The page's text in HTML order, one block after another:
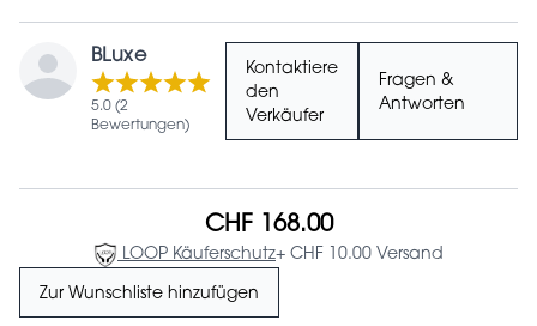
BLuxe
5.0 (2
Bewertungen)
Kontaktiere
den
Verkäufer
Fragen &
Antworten
CHF 168.00
LOOP Käuferschutz+ CHF 10.00 Versand
Zur Wunschliste hinzufügen